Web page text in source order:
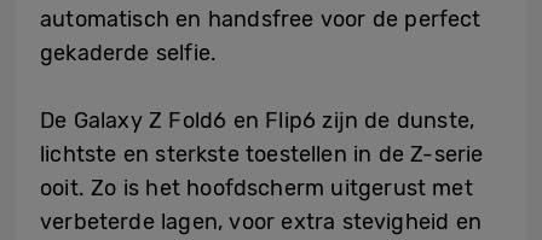
automatisch en handsfree voor de perfect
gekaderde selfie.
De Galaxy Z Fold6 en Flip6 zijn de dunste,
lichtste en sterkste toestellen in de Z-serie
ooit. Zo is het hoofdscherm uitgerust met
verbeterde lagen, voor extra stevigheid en